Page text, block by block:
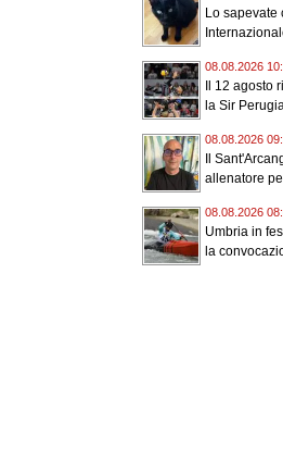
Lo sapevate
08.08.2026
Il 12 agosto
la Sir
08.08.2026
Il
allenatore
08.08.2026
Umbria in
la